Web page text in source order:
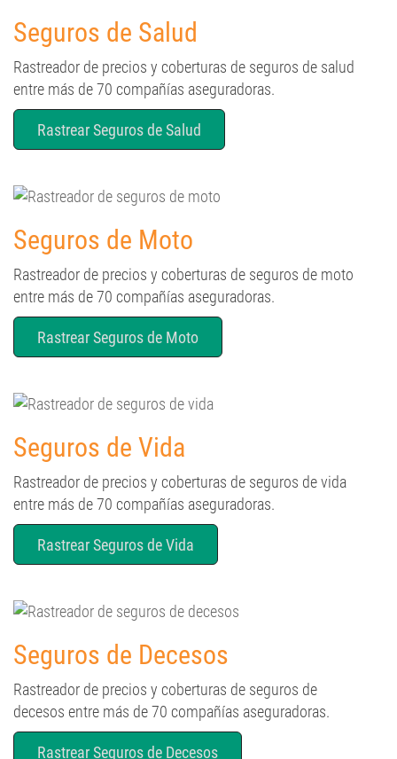
Seguros de Salud
Rastreador de precios y coberturas de seguros de salud
entre más de 70 compañías aseguradoras.
Rastrear Seguros de Salud
Seguros de Moto
Rastreador de precios y coberturas de seguros de moto
entre más de 70 compañías aseguradoras.
Rastrear Seguros de Moto
Seguros de Vida
Rastreador de precios y coberturas de seguros de vida
entre más de 70 compañías aseguradoras.
Rastrear Seguros de Vida
Seguros de Decesos
Rastreador de precios y coberturas de seguros de
decesos entre más de 70 compañías aseguradoras.
Rastrear Seguros de Decesos